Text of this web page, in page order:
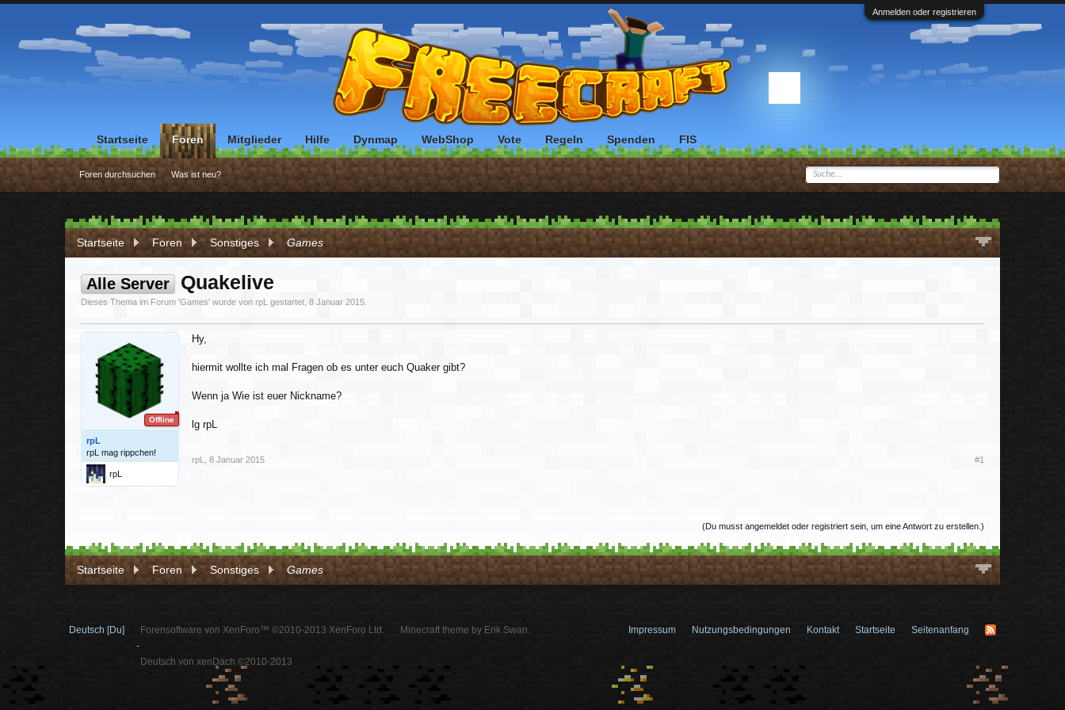
Anmelden oder registrieren
Startseite Foren Sonstiges Games
Alle Server Quakelive
Dieses Thema im Forum 'Games' wurde von rpL gestartet, 8 Januar 2015
Offline
rpL
rpL mag rippchen!
rpL
Hy,
hiermit wollte ich mal Fragen ob es unter euch Quaker gibt?
Wenn ja Wie ist euer Nickname?
lg rpL
rpL 8 Januar 2015 #1
(Du musst angemeldet oder registriert sein, um eine Antwort zu erstellen.)
Startseite Foren Sonstiges Games
Startseite Foren
Foren durchsuchen Was ist neu?
Mitglieder Hilfe Dynmap WebShop Vote Regeln Spenden FIS
Deutsch [Du]
Forensoftware von XenForo™ ©2010-2013 XenForo Ltd.
-
Deutsch von xenDach ©2010-2013
Minecraft theme by Erik Swan. Impressum Nutzungsbedingungen Kontakt Startseite Seitenanfang